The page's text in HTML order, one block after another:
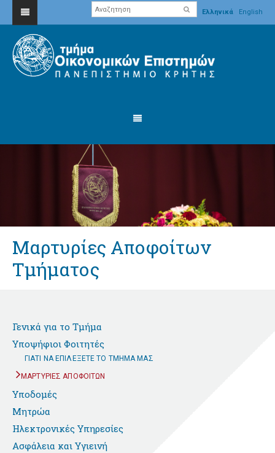
Ελληνικά English
Μαρτυρίες Αποφοίτων
Τμήματος
Γενικά για το Τμήμα
Υποψήφιοι Φοιτητές
ΓΙΑΤΙ ΝΑ ΕΠΙΛΕΞΕΤΕ ΤΟ ΤΜΗΜΑ ΜΑΣ
ΜΑΡΤΥΡΙΕΣ ΑΠΟΦΟΙΤΩΝ
Υποδομές
Μητρώα
Ηλεκτρονικές Υπηρεσίες
Ασφάλεια και Υγιεινή